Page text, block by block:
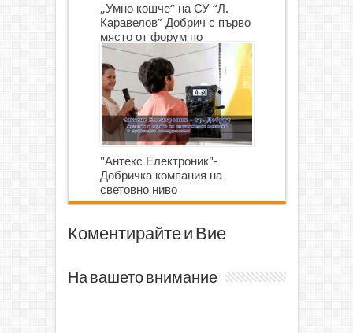
„Умно кошче“ на СУ “Л.
Каравелов” Добрич с първо
място от форум по
роботика
"Антекс Електроник"-
Добричка компания на
световно ниво
Коментирайте и Вие
На вашето внимание